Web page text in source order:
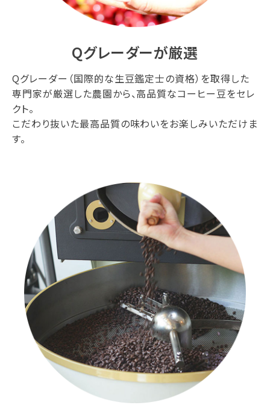
Qグレーダーが厳選
Qグレーダー（国際的な生豆鑑定士の資格）を取得した
専門家が厳選した農園から、高品質なコーヒー豆をセレ
クト。
こだわり抜いた最高品質の味わいをお楽しみいただけま
す。